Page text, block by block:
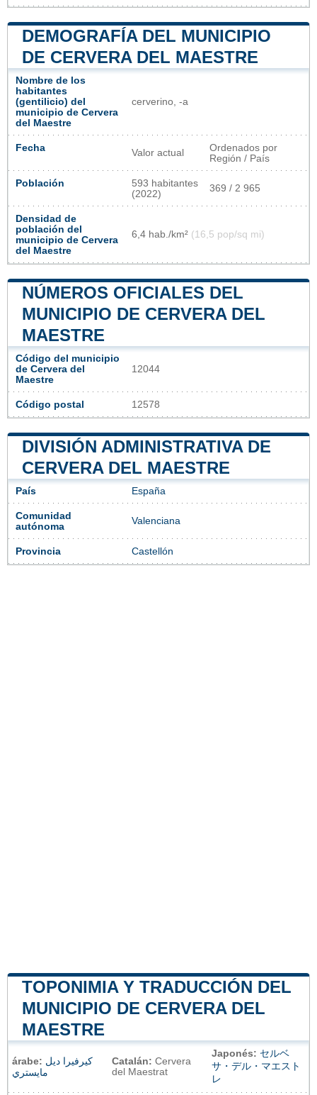
DEMOGRAFÍA DEL MUNICIPIO
DE CERVERA DEL MAESTRE
Nombre de los
habitantes
(gentilicio) del
municipio de Cervera
del Maestre
cerverino, -a
Fecha Valor actual
Ordenados por
Región / País
Población
593 habitantes
(2022)
369 / 2 965
Densidad de
población del
municipio de Cervera
del Maestre
6,4 hab./km² (16,5 pop/sq mi)
NÚMEROS OFICIALES DEL
MUNICIPIO DE CERVERA DEL
MAESTRE
Código del municipio
de Cervera del
Maestre
12044
Código postal 12578
DIVISIÓN ADMINISTRATIVA DE
CERVERA DEL MAESTRE
País España
Comunidad
autónoma
Valenciana
Provincia Castellón
TOPONIMIA Y TRADUCCIÓN DEL
MUNICIPIO DE CERVERA DEL
MAESTRE
árabe: كيرفيرا ديل
مايستري
Catalán: Cervera
del Maestrat
Japonés: セルベ
サ・デル・マエスト
レ